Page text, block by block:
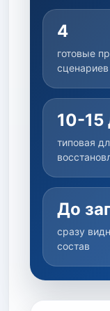
4
готовые
10-15
типовая
До
сразу
состав